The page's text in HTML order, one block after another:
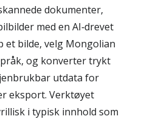
dokumenter,
med en AI‑drevet
et bilde, velg Mongolian
og konverter trykt
utdata for
eksport. Verktøyet
i typisk innhold som